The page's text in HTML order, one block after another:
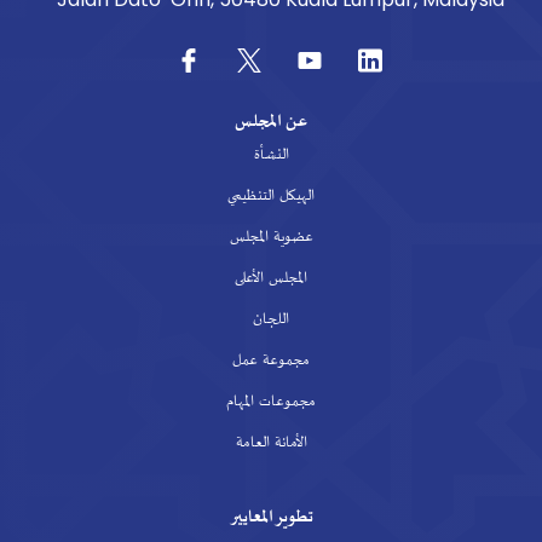
عن المجلس
النشأة
الهيكل التنظيمي
عضوية المجلس
المجلس الأعلى
اللجان
مجموعة عمل
مجموعات المهام
الأمانة العامة
تطوير المعايير